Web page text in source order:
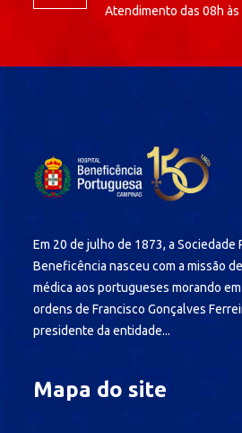
Atendimento das 08h às
Em 20 de julho de 1873, a Sociedade
Beneficência nasceu com a missão
médica aos portugueses morando em
ordens de Francisco Gonçalves
presidente da entidade...
Mapa do site